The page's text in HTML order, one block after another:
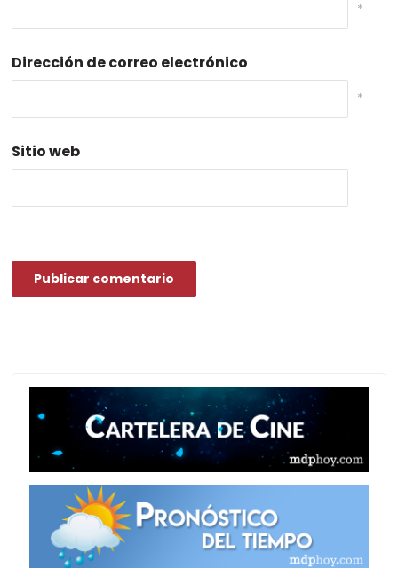
*
Dirección de correo electrónico
*
Sitio web